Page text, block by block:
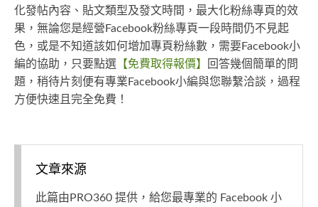
化發帖內容、貼文類型及發文時間，最大化粉絲專頁的效
果，無論您是經營Facebook粉絲專頁一段時間仍不見起
色，或是不知道該如何增加專頁粉絲數，需要Facebook小
編的協助，只要點選 【免費取得報價】
回答幾個簡單的問
題，稍待片刻便有專業Facebook小編與您聯繫洽談，過程
方便快速且完全免費！
文章來源
此篇由PRO360 提供，給您最專業的 Facebook 小